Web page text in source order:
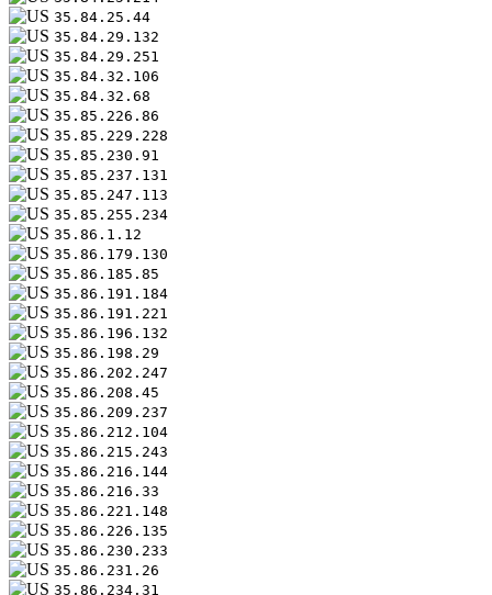
35.84.25.44
35.84.29.132
35.84.29.251
35.84.32.106
35.84.32.68
35.85.226.86
35.85.229.228
35.85.230.91
35.85.237.131
35.85.247.113
35.85.255.234
35.86.1.12
35.86.179.130
35.86.185.85
35.86.191.184
35.86.191.221
35.86.196.132
35.86.198.29
35.86.202.247
35.86.208.45
35.86.209.237
35.86.212.104
35.86.215.243
35.86.216.144
35.86.216.33
35.86.221.148
35.86.226.135
35.86.230.233
35.86.231.26
35.86.234.31